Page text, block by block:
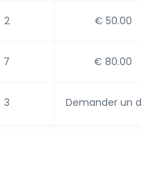
2 € 50.00
7 € 80.00
3 Demander un